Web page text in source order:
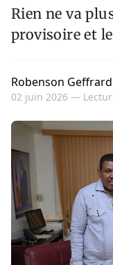
Rien ne va
provisoire et
Robenson Geffrard
02 juin 2026 —